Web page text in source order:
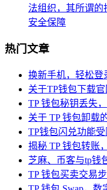
法组织，其所谓的
安全保障
热门文章
换新手机，轻松登
关于TP钱包下载
TP 钱包秘钥丢失
关于 TP 钱包卸载
TP钱包闪兑功能
揭秘 TP 钱包转账
芝麻、币客与tp钱
TP 钱包买卖交易